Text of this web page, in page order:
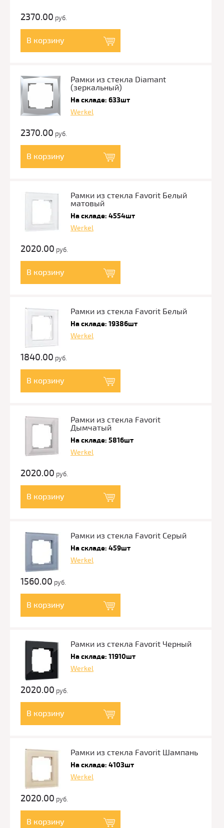
2370.00 руб.
В корзину
Рамки из стекла Diamant
(зеркальный)
На складе: 633шт
Werkel
2370.00 руб.
В корзину
Рамки из стекла Favorit Белый
матовый
На складе: 4554шт
Werkel
2020.00 руб.
В корзину
Рамки из стекла Favorit Белый
На складе: 19386шт
Werkel
1840.00 руб.
В корзину
Рамки из стекла Favorit
Дымчатый
На складе: 5816шт
Werkel
2020.00 руб.
В корзину
Рамки из стекла Favorit Серый
На складе: 459шт
Werkel
1560.00 руб.
В корзину
Рамки из стекла Favorit Черный
На складе: 11910шт
Werkel
2020.00 руб.
В корзину
Рамки из стекла Favorit Шампань
На складе: 4103шт
Werkel
2020.00 руб.
В корзину